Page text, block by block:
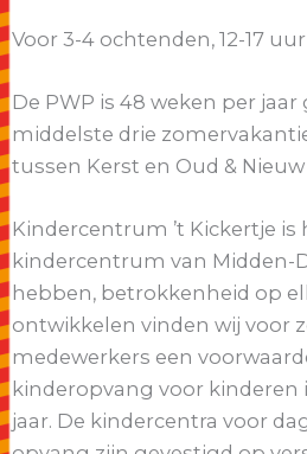
Voor 3-4 ochtenden, 12-17
De PWP is 48 weken per jaar
middelste drie
tussen Kerst en Oud & Nieuw
Kindercentrum ’t Kickertje
kindercentrum van Midden-
hebben, betrokkenheid op
ontwikkelen vinden wij voor
medewerkers een
kinderopvang voor kinderen
jaar. De kindercentra voor